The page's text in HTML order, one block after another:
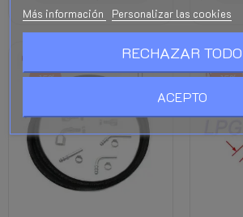
-15% -15%
Más información Personalizar las cookies
RECHAZAR TODO
ACEPTO